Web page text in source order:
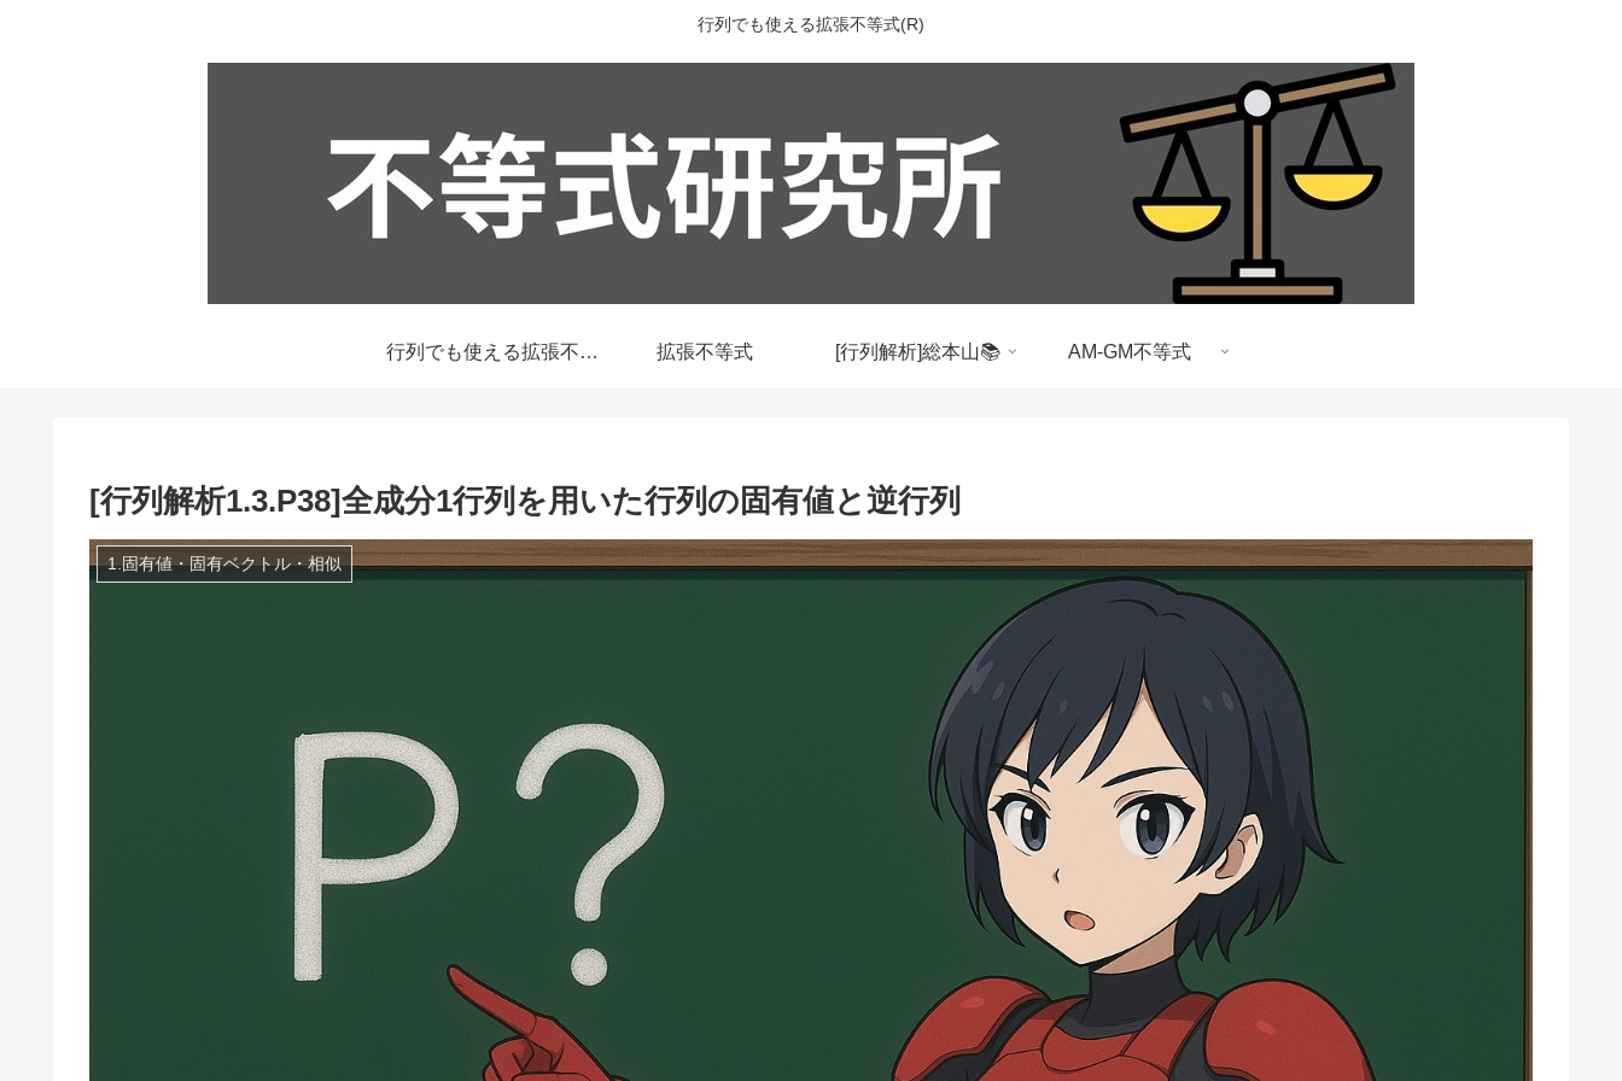
行列でも使える拡張不等式(R)
行列でも使える拡張不等式 拡張不等式 [行列解析]総本山📚 AM-GM不等式
[行列解析1.3.P38]全成分1行列を用いた行列の固有値と逆行列
1.固有値・固有ベクトル・相似